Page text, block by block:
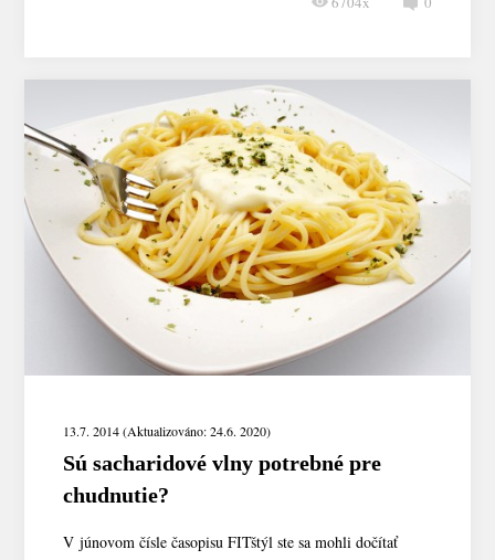
13.7. 2014 (Aktualizováno: 24.6. 2020)
Sú sacharidové vlny potrebné pre
chudnutie?
V júnovom čísle časopisu FITštýl ste sa mohli dočítať